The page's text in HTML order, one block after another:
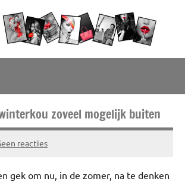
zoveel mogelijk buiten
reacties
gek om nu, in de zomer, na te denken